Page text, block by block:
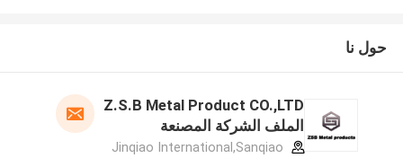
حول نا
Z.S.B Metal Product CO.,LTD
الملف الشركة المصنعة
Jinqiao International,Sanqiao